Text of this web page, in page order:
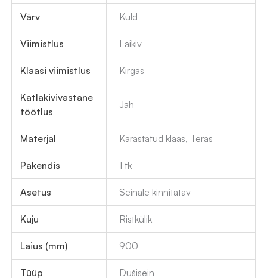
Värv Kuld
Viimistlus Läikiv
Klaasi viimistlus Kirgas
Katlakivivastane
töötlus
Jah
Materjal Karastatud klaas, Teras
Pakendis 1 tk
Asetus Seinale kinnitatav
Kuju Ristkülik
Laius (mm) 900
Tüüp Dušisein